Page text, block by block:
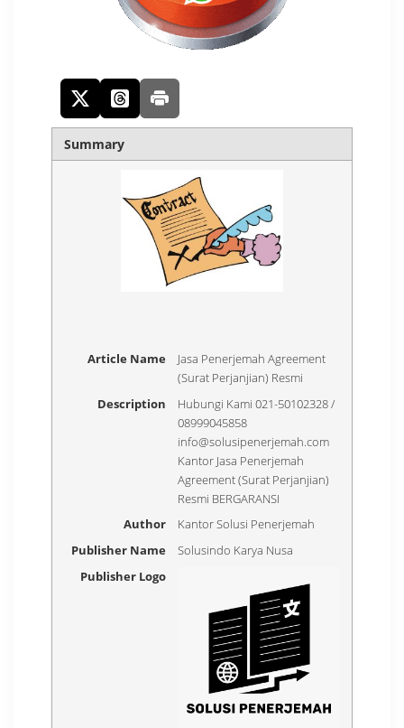
Summary
Article Name
Jasa Penerjemah Agreement
(Surat Perjanjian) Resmi
Description
Hubungi Kami 021-50102328 /
08999045858
info@solusipenerjemah.com
Kantor Jasa Penerjemah
Agreement (Surat Perjanjian)
Resmi BERGARANSI
Author
Kantor Solusi Penerjemah
Publisher Name
Solusindo Karya Nusa
Publisher Logo